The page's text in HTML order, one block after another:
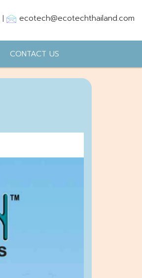
| ecotech@ecotechthailand.com
CONTACT US